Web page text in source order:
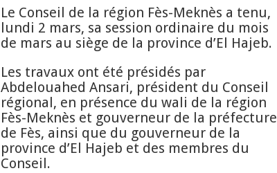
Le Conseil de la région Fès-Meknès a tenu,
lundi 2 mars, sa session ordinaire du mois
de mars au siège de la province d’El Hajeb.
Les travaux ont été présidés par
Abdelouahed Ansari, président du Conseil
régional, en présence du wali de la région
Fès-Meknès et gouverneur de la préfecture
de Fès, ainsi que du gouverneur de la
province d’El Hajeb et des membres du
Conseil.